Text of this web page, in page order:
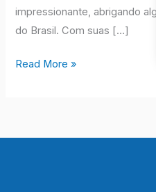
impressionante, abrigando
do Brasil. Com suas […]
Read More »